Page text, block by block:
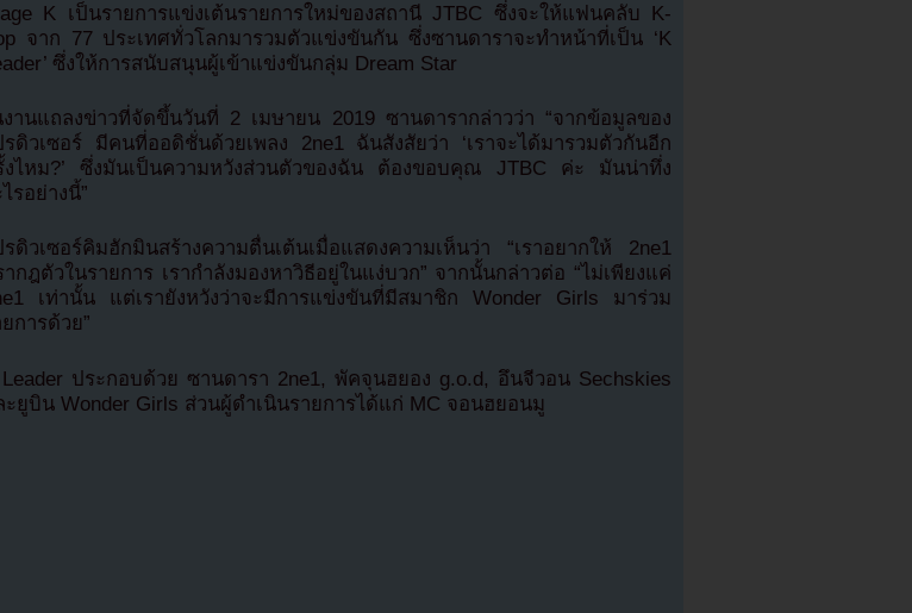
K เป็นรายการแข่งเต้นรายการใหม่ของสถานี JTBC ซึ่งจะให้แฟนคลับ K-
จาก 77 ประเทศทั่วโลกมารวมตัวแข่งขันกัน ซึ่งซานดาราจะทำหน้าที่เป็น ‘K
ซึ่งให้การสนับสนุนผู้เข้าแข่งขันกลุ่ม Dream Star
งานแถลงข่าวที่จัดขึ้นวันที่ 2 เมษายน 2019 ซานดารากล่าวว่า “จากข้อมูลของ
รดิวเซอร์ มีคนที่ออดิชั่นด้วยเพลง 2ne1 ฉันสังสัยว่า ‘เราจะได้มารวมตัวกันอีก
งไหม?’ ซึ่งมันเป็นความหวังส่วนตัวของฉัน ต้องขอบคุณ JTBC ค่ะ มันน่าทึ่ง
ไรอย่างนี้”
รดิวเซอร์คิมฮักมินสร้างความตื่นเต้นเมื่อแสดงความเห็นว่า “เราอยากให้ 2ne1
ากฎตัวในรายการ เรากำลังมองหาวิธีอยู่ในแง่บวก” จากนั้นกล่าวต่อ “ไม่เพียงแค่
เท่านั้น แต่เรายังหวังว่าจะมีการแข่งขันที่มีสมาชิก Wonder Girls มาร่วม
การด้วย”
ประกอบด้วย ซานดารา 2ne1, พัคจุนฮยอง g.o.d, อึนจีวอน Sechskies
ะยูบิน Wonder Girls ส่วนผู้ดำเนินรายการได้แก่ MC จอนฮยอนมู